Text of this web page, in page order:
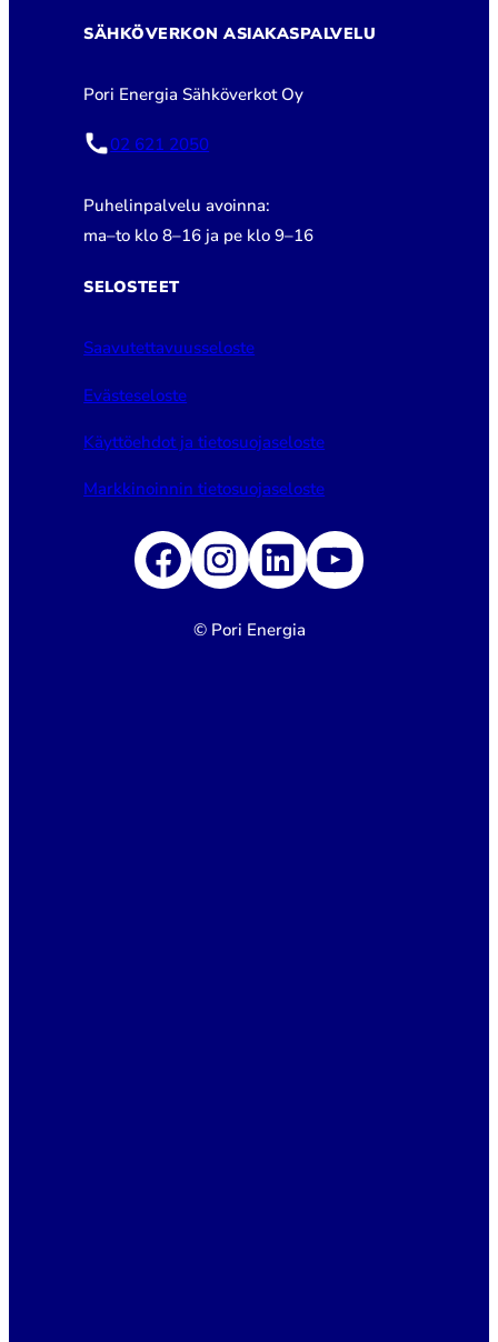
SÄHKÖVERKON ASIAKASPALVELU
Pori Energia Sähköverkot Oy
02 621 2050
Puhelinpalvelu avoinna:
ma–to klo 8–16 ja pe klo 9–16
SELOSTEET
Saavutettavuusseloste
Evästeseloste
Käyttöehdot ja tietosuojaseloste
Markkinoinnin tietosuojaseloste
Facebook
Instagram
LinkedIn
YouTube
© Pori Energia